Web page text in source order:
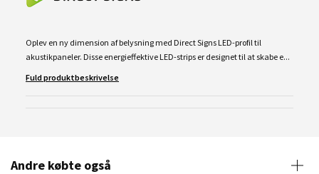
Oplev en ny dimension af belysning med Direct Signs LED-profil til
akustikpaneler. Disse energieffektive LED-strips er designet til at skabe e...
Fuld produktbeskrivelse
Andre købte også